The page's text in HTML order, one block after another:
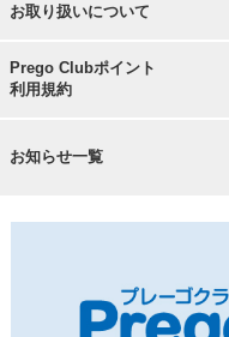
お取り扱いについて
Prego Clubポイント
利用規約
お知らせ一覧